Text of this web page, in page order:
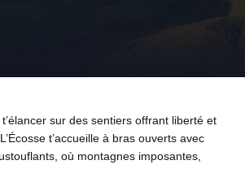
sur des sentiers offrant liberté et
t’accueille à bras ouverts avec
où montagnes imposantes,